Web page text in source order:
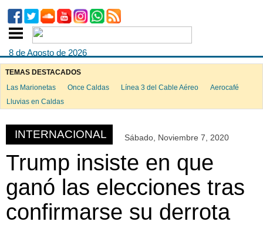
8 de Agosto de 2026
TEMAS DESTACADOS
Las Marionetas
Once Caldas Línea 3 del Cable Aéreo
Aerocafé
Lluvias en Caldas
INTERNACIONAL Sábado, Noviembre 7, 2020
Trump insiste en que
ganó las elecciones tras
confirmarse su derrota